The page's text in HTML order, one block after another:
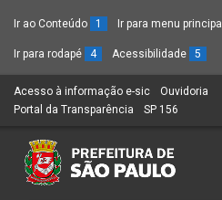
Ir ao Conteúdo 1 Ir para menu principal
Ir para rodapé 4 Acessibilidade 5
Acesso à informação e-sic (Link
para
novo
sítio)
Ouvidoria
Portal da Transparência (Link
um
novo
SP 156